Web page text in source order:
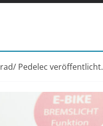
Pedelec veröffentlicht.